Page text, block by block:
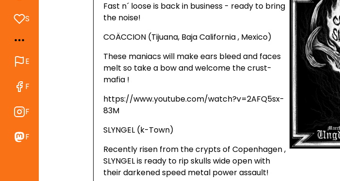
Støt
English
Find os på Facebook
Find os på Instragram
Find os på Mastodon
Fast n´ loose is back in business - ready to bring
the noise!
COÄCCION (Tijuana, Baja California , Mexico)
These maniacs will make ears bleed and faces
melt so take a bow and welcome the crust-
mafia !
https://www.youtube.com/watch?v=2AFQ5sx-
83M
SLYNGEL (k-Town)
Recently risen from the crypts of Copenhagen ,
SLYNGEL is ready to rip skulls wide open with
their darkened speed metal power assault!